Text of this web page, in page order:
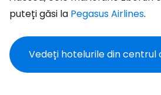
puteți găsi la Pegasus Airlines.
Vedeți hotelurile din centrul